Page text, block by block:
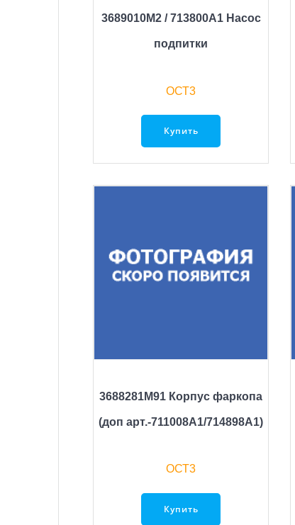
3689010M2 / 713800A1 Насос
подпитки
ОСТ3
Купить
3688281M91 Корпус фаркопа
(доп арт.-711008A1/714898A1)
ОСТ3
Купить